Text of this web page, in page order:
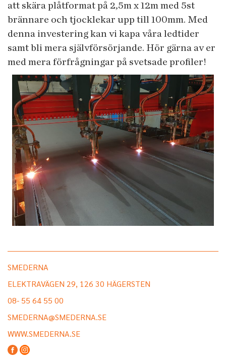
att skära plåtformat på 2,5m x 12m med 5st
brännare och tjocklekar upp till 100mm. Med
denna investering kan vi kapa våra ledtider
samt bli mera självförsörjande. Hör gärna av er
med mera förfrågningar på svetsade profiler!
SMEDERNA
ELEKTRAVÄGEN 29, 126 30 HÄGERSTEN
08- 55 64 55 00
SMEDERNA@SMEDERNA.SE
WWW.SMEDERNA.SE